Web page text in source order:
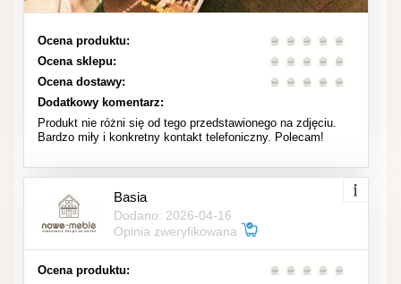
Ocena produktu:
Ocena sklepu:
Ocena dostawy:
Dodatkowy komentarz:
Produkt nie różni się od tego przedstawionego na zdjęciu.
Bardzo miły i konkretny kontakt telefoniczny. Polecam!
Basia
Dodano: 2026-04-16
Opinia zweryfikowana
Ocena produktu: